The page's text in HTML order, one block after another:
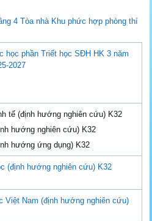
4 Tòa nhà Khu phức hợp phòng thí
học phần Triết học SĐH HK 3 năm
2027
tế (định hướng nghiên cứu) K32
hướng nghiên cứu) K32
hướng ứng dụng) K32
(định hướng nghiên cứu) K32
Việt Nam (định hướng nghiên cứu)